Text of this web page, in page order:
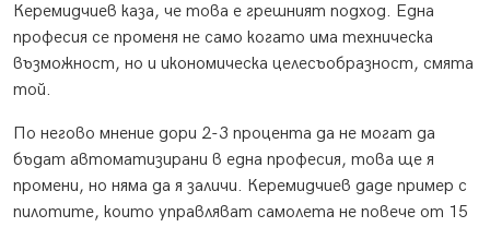
Керемидчиев каза, че това е грешният подход. Една
професия се променя не само когато има техническа
възможност, но и икономическа целесъобразност, смята
той.
По негово мнение дори 2-3 процента да не могат да
бъдат автоматизирани в една професия, това ще я
промени, но няма да я заличи. Керемидчиев даде пример с
пилотите, които управляват самолета не повече от 15